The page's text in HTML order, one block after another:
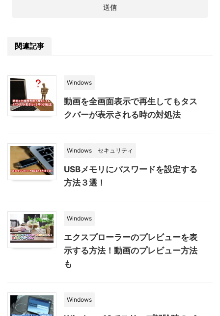
関連記事
Windows
動画を全画面表示で再生してもタス
クバーが表示される時の対処法
Windows セキュリティ
USBメモリにパスワードを設定する
方法３選！
Windows
エクスプローラーのプレビューを表
示する方法！動画のプレビュー方法
も
Windows